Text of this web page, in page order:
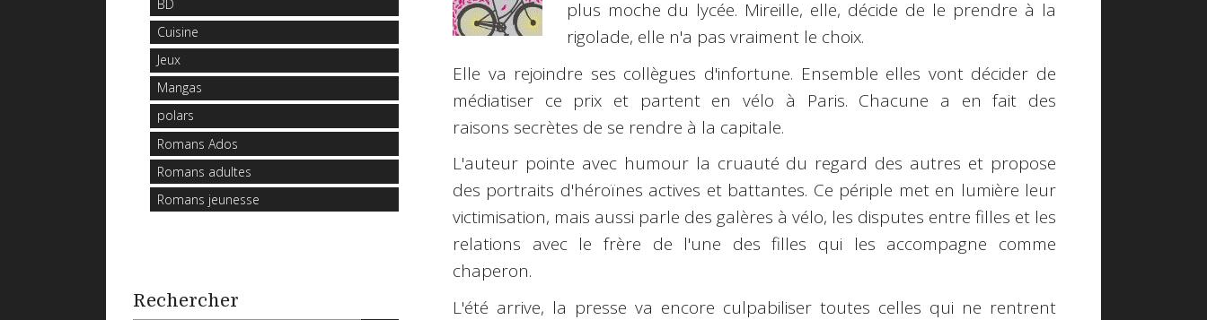
BD
Cuisine
Jeux
Mangas
polars
Romans Ados
Romans adultes
Romans jeunesse
Rechercher
plus moche du lycée. Mireille, elle, décide de le prendre à la
rigolade, elle n'a pas vraiment le choix.
Elle va rejoindre ses collègues d'infortune. Ensemble elles vont décider de
médiatiser ce prix et partent en vélo à Paris. Chacune a en fait des
raisons secrètes de se rendre à la capitale.
L'auteur pointe avec humour la cruauté du regard des autres et propose
des portraits d'héroïnes actives et battantes. Ce périple met en lumière leur
victimisation, mais aussi parle des galères à vélo, les disputes entre filles et les
relations avec le frère de l'une des filles qui les accompagne comme
chaperon.
L'été arrive, la presse va encore culpabiliser toutes celles qui ne rentrent